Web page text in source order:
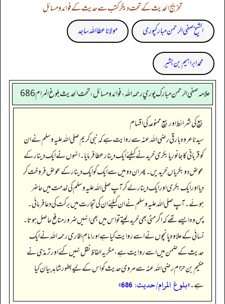
تخریج الحدیث کے تحت دیگر کتب سے حدیث کے فوائد و مسائل
الشیخ صفی الرحمن مبارکپوری
مولانا عطا اللہ ساجد
محمد ابراہیم بن بشیر
علامه صفي الرحمن مبارك پوري رحمه الله، فوائد و مسائل، تحت الحديث بلوغ المرام 686
بیع کی شرائط اور بیع ممنوعہ کی اقسام
سیدنا عروہ بارقی رضی اللہ عنہ سے روایت ہے کہ نبی کریم صلی اللہ علیہ وسلم نے ان
کو قربانی کا جانور یا بکری خریدنے کیلئے ایک دینار عطا فرمایا۔ انہوں نے ایک دینار کے
عوض دو بکریاں خریدیں۔ پھر ان دو میں سے ایک کو ایک دینار کے عوض فروخت کر
دیا اور ایک بکری اور ایک دینار لے کر آپ صلی اللہ علیہ وسلم کی خدمت میں حاضر
ہوئے۔ آپ صلی اللہ علیہ وسلم نے ان کیلئے ان کی تجارت میں برکت کی دعا فرمائی۔
پس وہ ایسے تھے کہ اگر مٹی بھی خرید لیتے تو اس میں بھی انہیں ضرور منافع حاصل ہوتا۔
نسائی کے علاوہ پانچوں نے اسے روایت کیا ہے اور امام بخاری رحمہ اللہ نے ایک
حدیث کے ضمن میں اسے روایت ہے، مگر یہ الفاظ نقل نہیں کئے اور ترمذی نے
حکیم بن حزام رضی اللہ عنہ سے مروی حدیث کو اس کے لیے بطور شاہد بیان کیا
ہے۔«بلوغ المرام/حدیث: 686»